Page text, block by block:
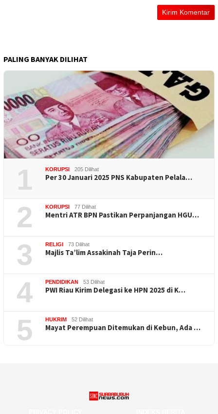
PALING BANYAK DILIHAT
1 KORUPSI 205 Dilihat
Per 30 Januari 2025 PNS Kabupaten Pelala…
2 KORUPSI 77 Dilihat
Mentri ATR BPN Pastikan Perpanjangan HGU…
3 RELIGI 73 Dilihat
Majlis Ta’lim Assakinah Taja Perin…
4 PENDIDIKAN 53 Dilihat
PWI Riau Kirim Delegasi ke HPN 2025 di K…
5 HUKRIM 52 Dilihat
Mayat Perempuan Ditemukan di Kebun, Ada …